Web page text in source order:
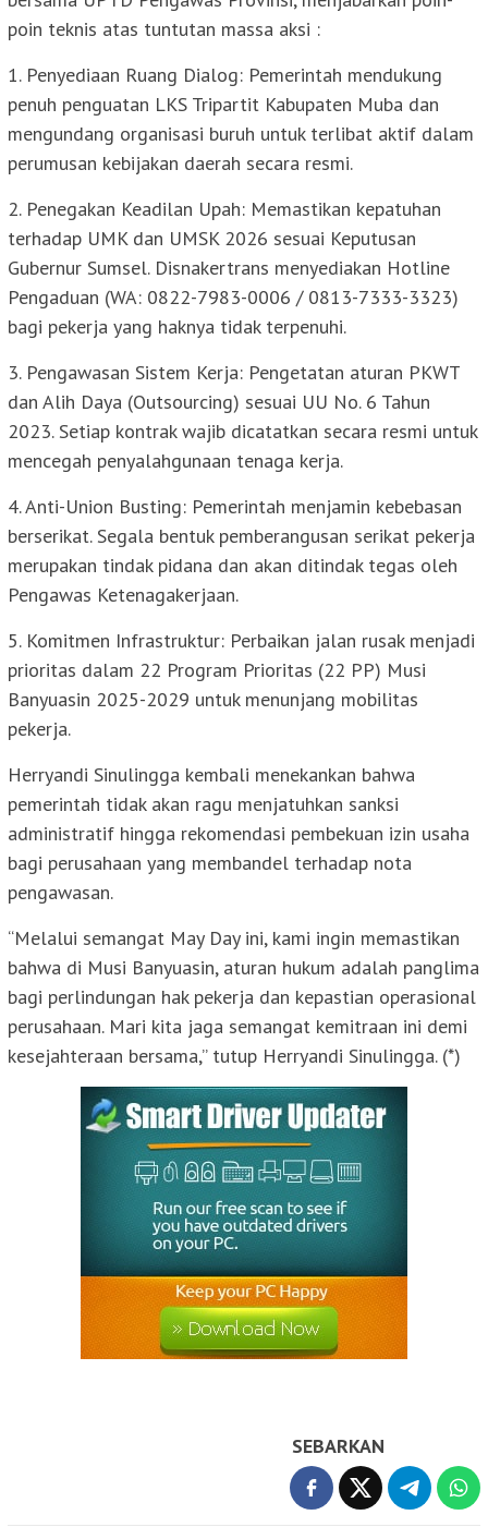
poin teknis atas tuntutan massa aksi :
1. Penyediaan Ruang Dialog: Pemerintah mendukung
penuh penguatan LKS Tripartit Kabupaten Muba dan
mengundang organisasi buruh untuk terlibat aktif dalam
perumusan kebijakan daerah secara resmi.
2. Penegakan Keadilan Upah: Memastikan kepatuhan
terhadap UMK dan UMSK 2026 sesuai Keputusan
Gubernur Sumsel. Disnakertrans menyediakan Hotline
Pengaduan (WA: 0822-7983-0006 / 0813-7333-3323)
bagi pekerja yang haknya tidak terpenuhi.
3. Pengawasan Sistem Kerja: Pengetatan aturan PKWT
dan Alih Daya (Outsourcing) sesuai UU No. 6 Tahun
2023. Setiap kontrak wajib dicatatkan secara resmi untuk
mencegah penyalahgunaan tenaga kerja.
4. Anti-Union Busting: Pemerintah menjamin kebebasan
berserikat. Segala bentuk pemberangusan serikat pekerja
merupakan tindak pidana dan akan ditindak tegas oleh
Pengawas Ketenagakerjaan.
5. Komitmen Infrastruktur: Perbaikan jalan rusak menjadi
prioritas dalam 22 Program Prioritas (22 PP) Musi
Banyuasin 2025-2029 untuk menunjang mobilitas
pekerja.
Herryandi Sinulingga kembali menekankan bahwa
pemerintah tidak akan ragu menjatuhkan sanksi
administratif hingga rekomendasi pembekuan izin usaha
bagi perusahaan yang membandel terhadap nota
pengawasan.
“Melalui semangat May Day ini, kami ingin memastikan
bahwa di Musi Banyuasin, aturan hukum adalah panglima
bagi perlindungan hak pekerja dan kepastian operasional
perusahaan. Mari kita jaga semangat kemitraan ini demi
kesejahteraan bersama,” tutup Herryandi Sinulingga. (*)
SEBARKAN